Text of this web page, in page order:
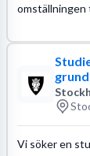
Vi söker en